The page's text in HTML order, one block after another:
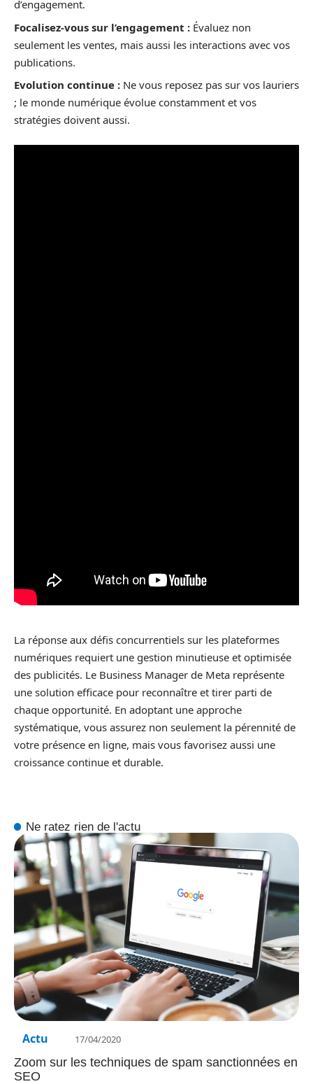
d’engagement.
Focalisez-vous sur l’engagement : Évaluez non
seulement les ventes, mais aussi les interactions avec vos
publications.
Evolution continue : Ne vous reposez pas sur vos lauriers
; le monde numérique évolue constamment et vos
stratégies doivent aussi.
La réponse aux défis concurrentiels sur les plateformes
numériques requiert une gestion minutieuse et optimisée
des publicités. Le Business Manager de Meta représente
une solution efficace pour reconnaître et tirer parti de
chaque opportunité. En adoptant une approche
systématique, vous assurez non seulement la pérennité de
votre présence en ligne, mais vous favorisez aussi une
croissance continue et durable.
Ne ratez rien de l'actu
Actu 17/04/2020
Zoom sur les techniques de spam sanctionnées en
SEO